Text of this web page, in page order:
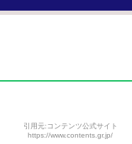
引用元:コンテンツ公式サイト
https://www.contents.gr.jp/